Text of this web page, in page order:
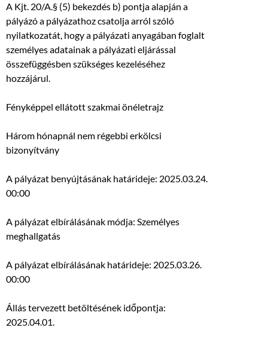
A Kjt. 20/A.§ (5) bekezdés b) pontja alapján a
pályázó a pályázathoz csatolja arról szóló
nyilatkozatát, hogy a pályázati anyagában foglalt
személyes adatainak a pályázati eljárással
összefüggésben szükséges kezeléséhez
hozzájárul.
Fényképpel ellátott szakmai önéletrajz
Három hónapnál nem régebbi erkölcsi
bizonyítvány
A pályázat benyújtásának határideje: 2025.03.24.
00:00
A pályázat elbírálásának módja: Személyes
meghallgatás
A pályázat elbírálásának határideje: 2025.03.26.
00:00
Állás tervezett betöltésének időpontja:
2025.04.01.